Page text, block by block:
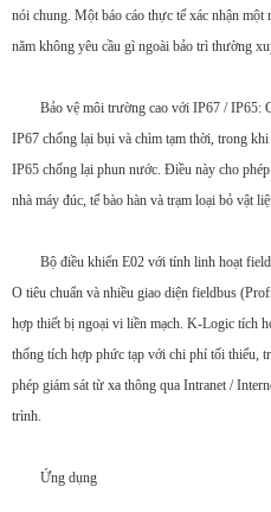
nói chung. Một báo cáo thực tế xác nhận
năm không yêu cầu gì ngoài bảo trì thường
Bảo vệ môi trường cao với IP67 / IP65:
IP67 chống lại bụi và chìm tạm thời, trong
IP65 chống lại phun nước. Điều này cho
nhà máy đúc, tế bào hàn và trạm loại bỏ vật
Bộ điều khiển E02 với tính linh hoạt
O tiêu chuẩn và nhiều giao diện fieldbus
hợp thiết bị ngoại vi liền mạch. K-Logic tích
thống tích hợp phức tạp với chi phí tối thiểu,
phép giám sát từ xa thông qua Intranet /
trình.
Ứng dụng